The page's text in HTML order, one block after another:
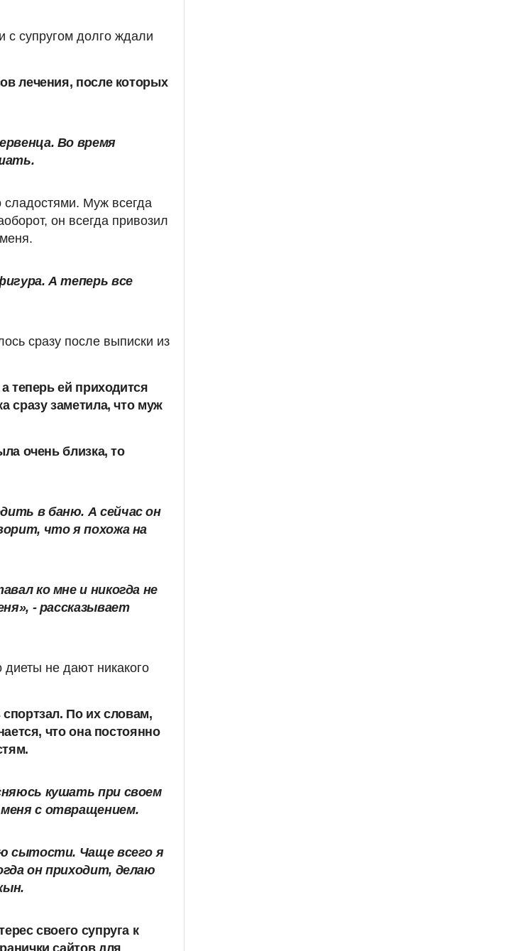
супругом долго ждали
лечения, после которых
Во время
сладостями. Муж всегда
он всегда привозил
А теперь все
сразу после выписки из
теперь ей приходится
сразу заметила, что муж
очень близка, то
в баню. А сейчас он
что я похожа на
ко мне и никогда не
- рассказывает
не дают никакого
По их словам,
что она постоянно
кушать при своем
с отвращением.
сытости. Чаще всего я
он приходит, делаю
своего супруга к